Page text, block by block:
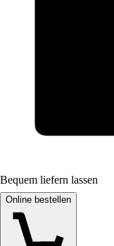
Bequem liefern lassen
Online bestellen